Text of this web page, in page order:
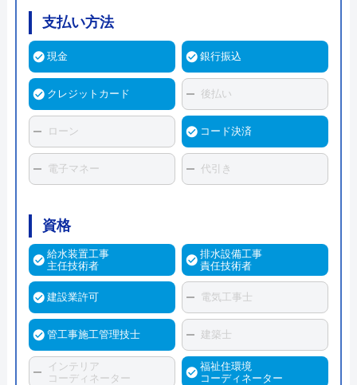
支払い方法
現金 銀行振込
クレジットカード 後払い
ローン コード決済
電子マネー 代引き
資格
給水装置工事
主任技術者
排水設備工事
責任技術者
建設業許可 電気工事士
管工事施工管理技士 建築士
インテリア
コーディネーター
福祉住環境
コーディネーター